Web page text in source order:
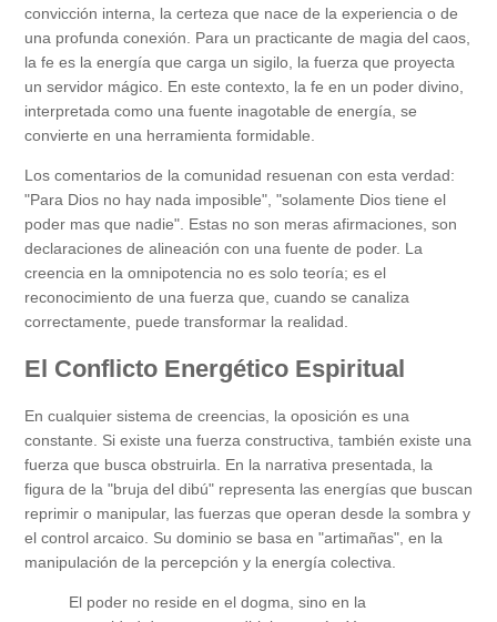
convicción interna, la certeza que nace de la experiencia o de
una profunda conexión. Para un practicante de magia del caos,
la fe es la energía que carga un sigilo, la fuerza que proyecta
un servidor mágico. En este contexto, la fe en un poder divino,
interpretada como una fuente inagotable de energía, se
convierte en una herramienta formidable.
Los comentarios de la comunidad resuenan con esta verdad:
"Para Dios no hay nada imposible", "solamente Dios tiene el
poder mas que nadie". Estas no son meras afirmaciones, son
declaraciones de alineación con una fuente de poder. La
creencia en la omnipotencia no es solo teoría; es el
reconocimiento de una fuerza que, cuando se canaliza
correctamente, puede transformar la realidad.
El Conflicto Energético Espiritual
En cualquier sistema de creencias, la oposición es una
constante. Si existe una fuerza constructiva, también existe una
fuerza que busca obstruirla. En la narrativa presentada, la
figura de la "bruja del dibú" representa las energías que buscan
reprimir o manipular, las fuerzas que operan desde la sombra y
el control arcaico. Su dominio se basa en "artimañas", en la
manipulación de la percepción y la energía colectiva.
El poder no reside en el dogma, sino en la